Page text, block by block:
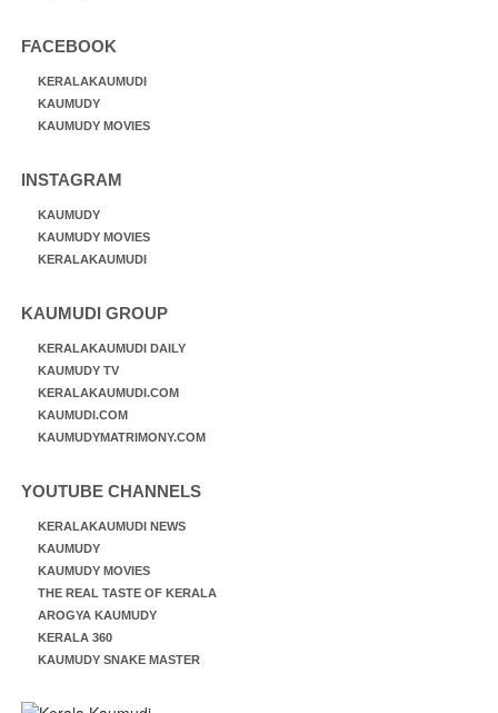
FACEBOOK
KERALAKAUMUDI
KAUMUDY
KAUMUDY MOVIES
INSTAGRAM
KAUMUDY
KAUMUDY MOVIES
KERALAKAUMUDI
KAUMUDI GROUP
KERALAKAUMUDI DAILY
KAUMUDY TV
KERALAKAUMUDI.COM
KAUMUDI.COM
KAUMUDYMATRIMONY.COM
YOUTUBE CHANNELS
KERALAKAUMUDI NEWS
KAUMUDY
KAUMUDY MOVIES
THE REAL TASTE OF KERALA
AROGYA KAUMUDY
KERALA 360
KAUMUDY SNAKE MASTER